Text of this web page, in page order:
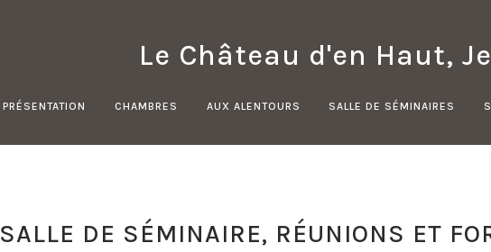
Le Château d'en Haut,
PRÉSENTATION CHAMBRES AUX ALENTOURS SALLE DE SÉMINAIRES
SALLE DE SÉMINAIRE, RÉUNIONS ET